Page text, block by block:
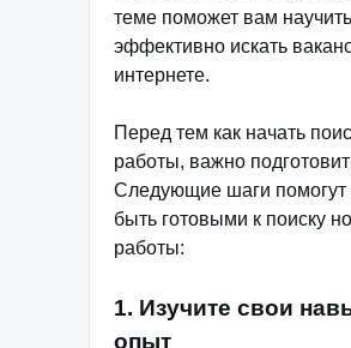
теме поможет вам
эффективно искать
интернете.
Перед тем как начать
работы, важно
Следующие шаги помогут
быть готовыми к поиску
работы:
1. Изучите свои
опыт